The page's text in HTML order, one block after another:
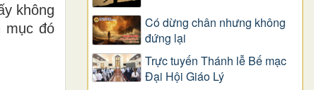
không
mục đó
Có dừng chân nhưng không
đứng lại
Trực tuyến Thánh lễ Bế mạc
Đại Hội Giáo Lý